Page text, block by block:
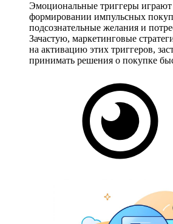
Эмоциональные триггеры
формировании импульсных
подсознательные желания и
Зачастую, маркетинговые
на активацию этих триггеров,
принимать решения о покупке